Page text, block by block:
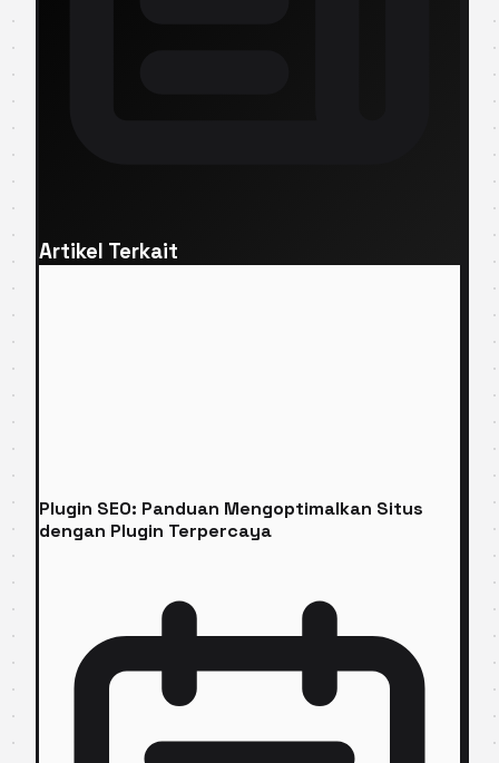
Artikel Terkait
Plugin SEO: Panduan Mengoptimalkan Situs
dengan Plugin Terpercaya